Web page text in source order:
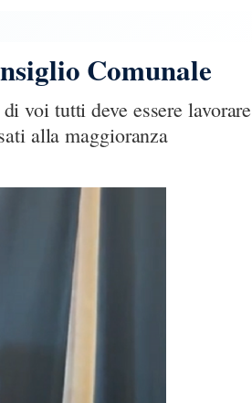
Comunale
voi tutti deve essere lavorare
alla maggioranza